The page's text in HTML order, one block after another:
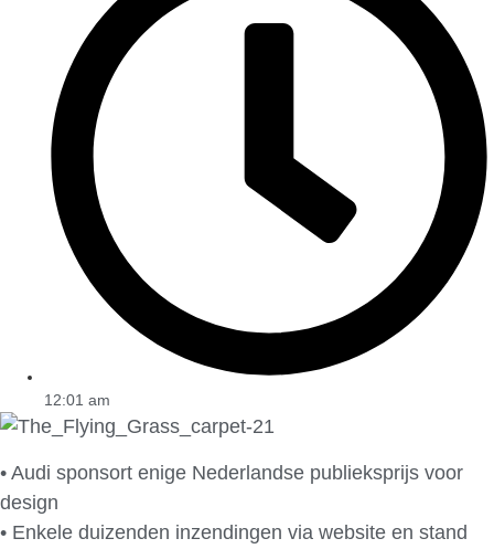
12:01 am
• Audi sponsort enige Nederlandse publieksprijs voor
design
• Enkele duizenden inzendingen via website en stand